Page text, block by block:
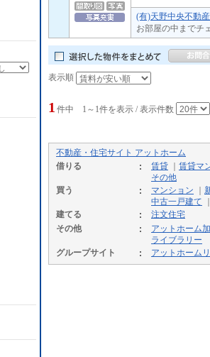
(有)天野中央不動
お部屋の中まで
表示順
1 件中 1～1件を表示 / 表示件数
不動産・住宅サイト アットホーム
借りる
賃貸
賃貸マ
その他
買う
マンション
中古一戸建て
建てる
注文住宅
その他
アットホーム
ライブラリー
グループサイト
アットホーム